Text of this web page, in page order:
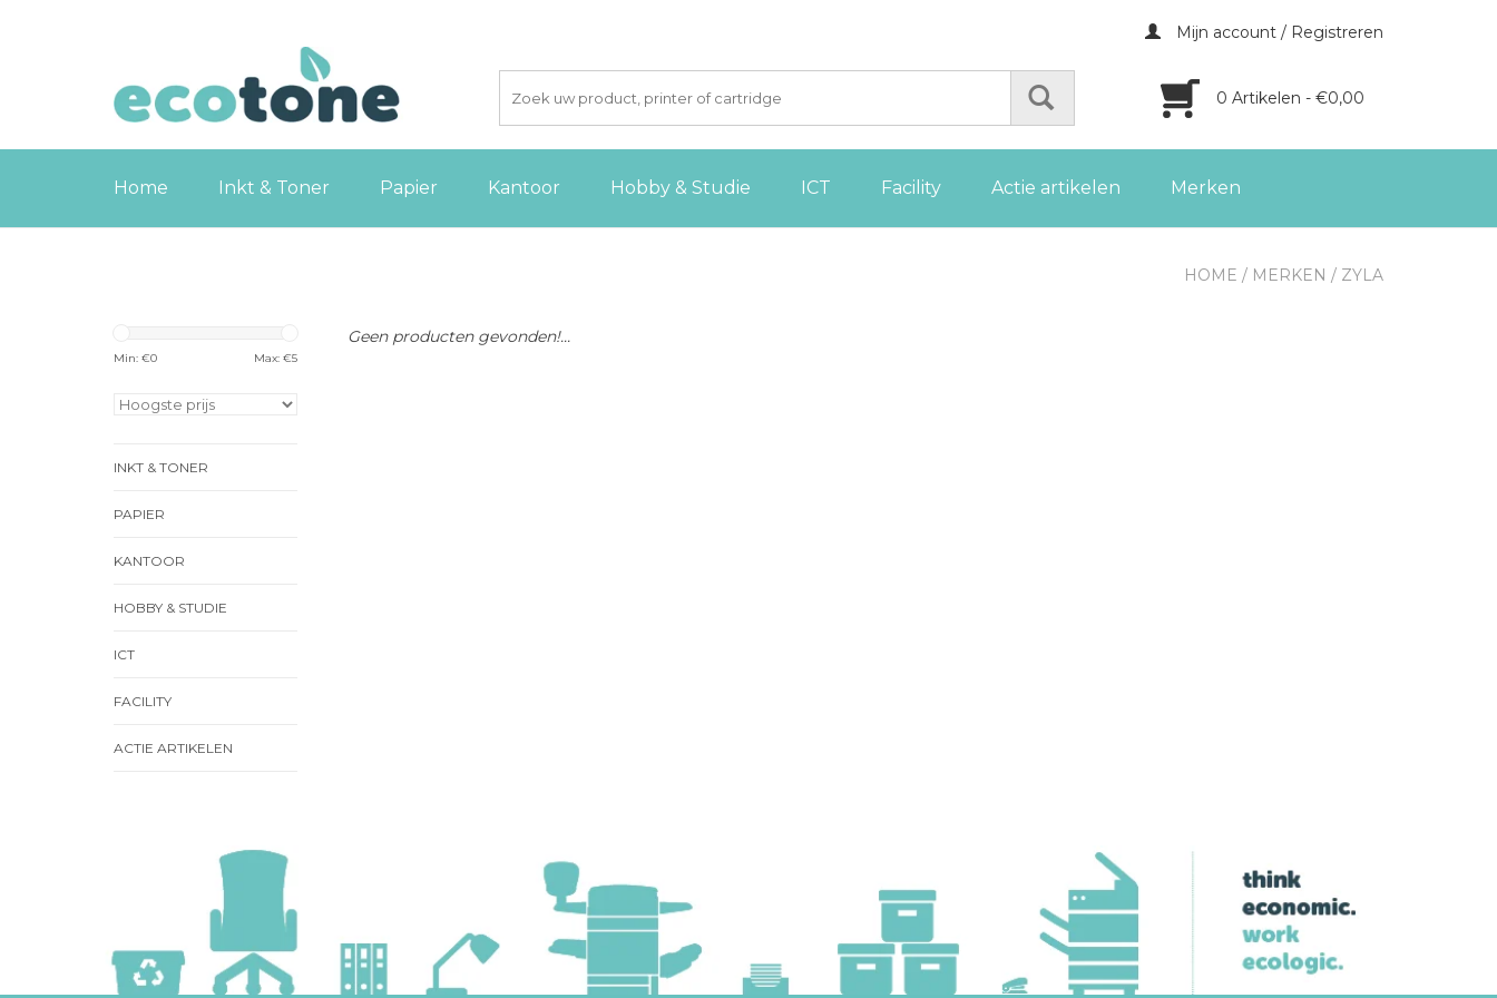
Mijn account / Registreren
0 Artikelen - €0,00
Home Inkt & Toner Papier Kantoor Hobby & Studie ICT Facility Actie artikelen Merken
HOME / MERKEN / ZYLA
Min: €0 Max: €5
INKT & TONER
PAPIER
KANTOOR
HOBBY & STUDIE
ICT
FACILITY
ACTIE ARTIKELEN
Geen producten gevonden!...